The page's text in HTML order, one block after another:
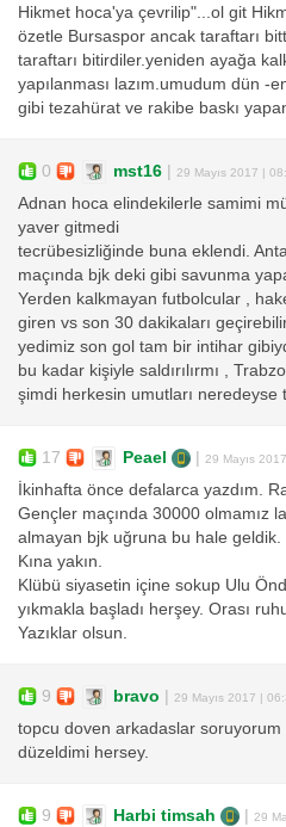
Hikmet hoca'ya çevrilip"...ol git
özetle Bursaspor ancak taraftarı
taraftarı bitirdiler.yeniden ayağa
yapılanması lazım.umudum dün -
gibi tezahürat ve rakibe baskı
0 mst16 29 Mayıs 2017 |
Adnan hoca elindekilerle samimi
yaver gitmedi
tecrübesizliğinde buna eklendi.
maçında bjk deki gibi savunma
Yerden kalkmayan futbolcular ,
giren vs son 30 dakikaları
yedimiz son gol tam bir intihar
bu kadar kişiyle saldırılırmı ,
şimdi herkesin umutları neredeyse
17 Peael 29 Mayıs
İkinhafta önce defalarca yazdım.
Gençler maçında 30000 olmamız
almayan bjk uğruna bu hale geldik.
Kına yakın.
Klübü siyasetin içine sokup Ulu
yıkmakla başladı herşey. Orası
Yazıklar olsun.
9 bravo 29 Mayıs 2017 |
topcu doven arkadaslar
düzeldimi hersey.
9 Harbi timsah 29